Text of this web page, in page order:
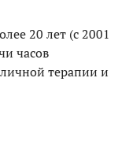
20 лет (с 2001
часов
терапии и